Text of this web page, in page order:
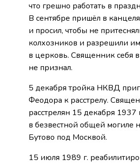
что грешно работать в
В сентябре пришёл в
и просил, чтобы не
колхозников и разрешили
в церковь. Священник себя
не признал.
5 декабря тройка НКВД
Феодора к расстрелу.
расстрелян 15 декабря 1937
в безвестной общей могиле
Бутово под Москвой.
15 июля 1989 г.